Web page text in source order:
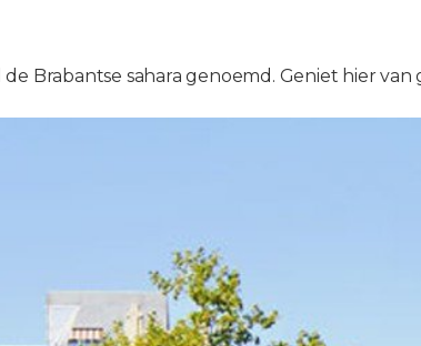
Brabantse sahara genoemd. Geniet hier